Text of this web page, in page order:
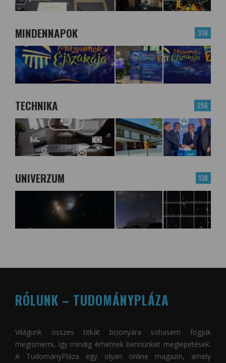
376
MINDENNAPOK
256
TECHNIKA
138
UNIVERZUM
RÓLUNK – TUDOMÁNYPLÁZA
Világunk összes titkát bizonyára sohasem fogjuk
megismerni, így mindig érhetnek bennünket meglepetések.
A TudományPláza egy olyan online magazin, amely